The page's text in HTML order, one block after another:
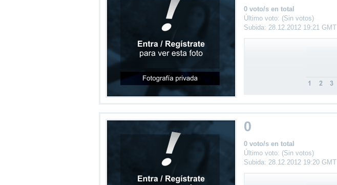
0 voto/s en total
Último voto: (Sin votos)
Subida: 28.12.2012 19:21 GMT
0
0 voto/s en total
Último voto: (Sin votos)
Subida: 28.12.2012 19:20 GMT